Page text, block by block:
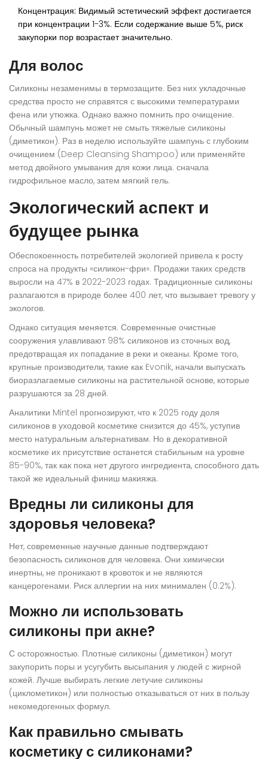
Концентрация: Видимый эстетический эффект достигается
при концентрации 1-3%. Если содержание выше 5%, риск
закупорки пор возрастает значительно.
Для волос
Силиконы незаменимы в термозащите. Без них укладочные
средства просто не справятся с высокими температурами
фена или утюжка. Однако важно помнить про очищение.
Обычный шампунь может не смыть тяжелые силиконы
(диметикон). Раз в неделю используйте шампунь с глубоким
очищением (Deep Cleansing Shampoo) или применяйте
метод двойного умывания для кожи лица: сначала
гидрофильное масло, затем мягкий гель.
Экологический аспект и
будущее рынка
Обеспокоенность потребителей экологией привела к росту
спроса на продукты «силикон-фри». Продажи таких средств
выросли на 47% в 2022-2023 годах. Традиционные силиконы
разлагаются в природе более 400 лет, что вызывает тревогу у
экологов.
Однако ситуация меняется. Современные очистные
сооружения улавливают 98% силиконов из сточных вод,
предотвращая их попадание в реки и океаны. Кроме того,
крупные производители, такие как Evonik, начали выпускать
биоразлагаемые силиконы на растительной основе, которые
разрушаются за 28 дней.
Аналитики Mintel прогнозируют, что к 2025 году доля
силиконов в уходовой косметике снизится до 45%, уступив
место натуральным альтернативам. Но в декоративной
косметике их присутствие останется стабильным на уровне
85-90%, так как пока нет другого ингредиента, способного дать
такой же идеальный финиш макияжа.
Вредны ли силиконы для
здоровья человека?
Нет, современные научные данные подтверждают
безопасность силиконов для человека. Они химически
инертны, не проникают в кровоток и не являются
канцерогенами. Риск аллергии на них минимален (0.2%).
Можно ли использовать
силиконы при акне?
С осторожностью. Плотные силиконы (диметикон) могут
закупорить поры и усугубить высыпания у людей с жирной
кожей. Лучше выбирать легкие летучие силиконы
(циклометикон) или полностью отказываться от них в пользу
некомедогенных формул.
Как правильно смывать
косметику с силиконами?